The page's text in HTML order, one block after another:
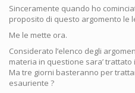
Sinceramente quando ho
proposito di questo argomento le
Me le mette ora.
Considerato l’elenco degli
materia in questione sara’
Ma tre giorni basteranno per
esauriente ?